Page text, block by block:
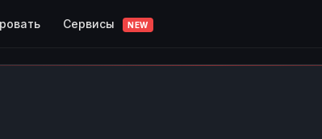
Сервисы NEW